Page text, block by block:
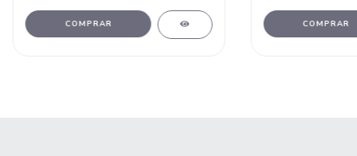
COMPRAR COMPRAR